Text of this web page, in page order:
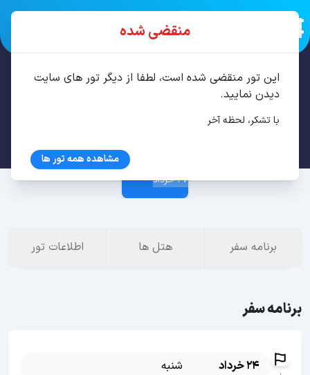
27 خرداد
برنامه سفر هتل ها اطلاعات تور
برنامه سفر
24 خرداد شنبه
منقضی شده
این تور منقضی شده است، لطفا از دیگر تور های سایت
دیدن نمایید.
با تشکر، لحظه آخر
مشاهده همه تور ها